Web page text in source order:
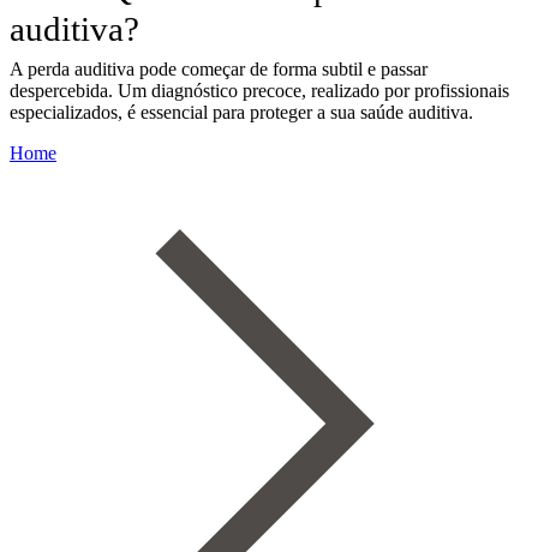
auditiva?
A perda auditiva pode começar de forma subtil e passar
despercebida. Um diagnóstico precoce, realizado por profissionais
especializados, é essencial para proteger a sua saúde auditiva.
Home